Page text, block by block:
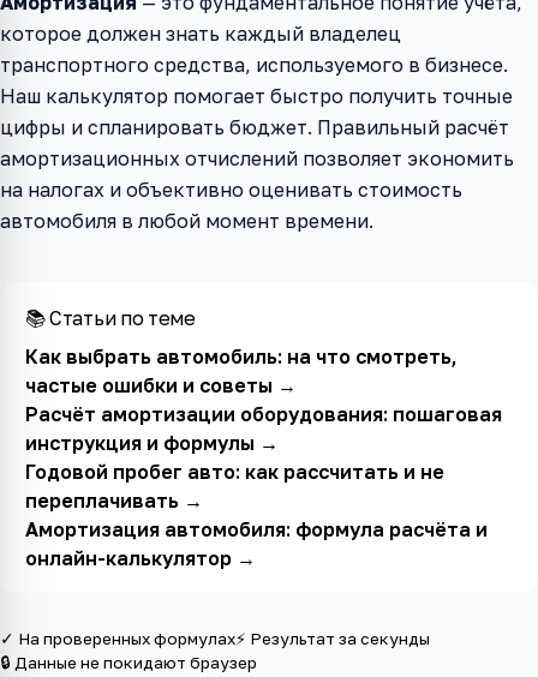
которое должен знать каждый владелец
транспортного средства, используемого в бизнесе.
Наш калькулятор помогает быстро получить точные
цифры и спланировать бюджет. Правильный расчёт
амортизационных отчислений позволяет экономить
на налогах и объективно оценивать стоимость
автомобиля в любой момент времени.
📚 Статьи по теме
Как выбрать автомобиль: на что смотреть,
частые ошибки и советы →
Расчёт амортизации оборудования: пошаговая
инструкция и формулы →
Годовой пробег авто: как рассчитать и не
переплачивать →
Амортизация автомобиля: формула расчёта и
онлайн-калькулятор→
✓ На проверенных формулах⚡ Результат за секунды
🔒 Данные не покидают браузер